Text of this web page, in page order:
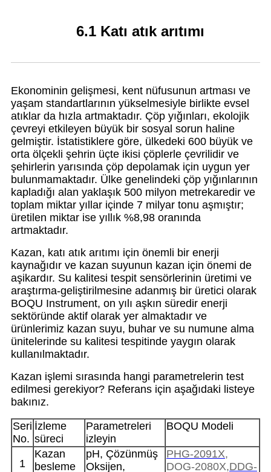
6.1 Katı atık arıtımı
Ekonominin gelişmesi, kent nüfusunun artması ve
yaşam standartlarının yükselmesiyle birlikte evsel
atıklar da hızla artmaktadır. Çöp yığınları, ekolojik
çevreyi etkileyen büyük bir sosyal sorun haline
gelmiştir. İstatistiklere göre, ülkedeki 600 büyük ve
orta ölçekli şehrin üçte ikisi çöplerle çevrilidir ve
şehirlerin yarısında çöp depolamak için uygun yer
bulunmamaktadır. Ülke genelindeki çöp yığınlarının
kapladığı alan yaklaşık 500 milyon metrekaredir ve
toplam miktar yıllar içinde 7 milyar tonu aşmıştır;
üretilen miktar ise yıllık %8,98 oranında
artmaktadır.
Kazan, katı atık arıtımı için önemli bir enerji
kaynağıdır ve kazan suyunun kazan için önemi de
aşikardır. Su kalitesi tespit sensörlerinin üretimi ve
araştırma-geliştirilmesine adanmış bir üretici olarak
BOQU Instrument, on yılı aşkın süredir enerji
sektöründe aktif olarak yer almaktadır ve
ürünlerimiz kazan suyu, buhar ve su numune alma
ünitelerinde su kalitesi tespitinde yaygın olarak
kullanılmaktadır.
Kazan işlemi sırasında hangi parametrelerin test
edilmesi gerekiyor? Referans için aşağıdaki listeye
bakınız.
Seri
No.
İzleme
süreci
Parametreleri
izleyin
BOQU Modeli
1
Kazan
besleme
pH, Çözünmüş
Oksijen,
PHG-2091X,
DOG-2080X,DDG-